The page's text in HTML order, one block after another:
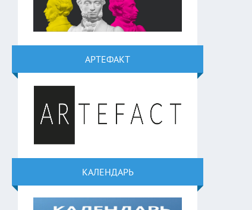
АРТЕФАКТ
КАЛЕНДАРЬ